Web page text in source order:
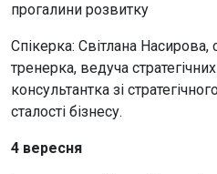
прогалини розвитку
Спікерка: Світлана Насирова,
тренерка, ведуча
консультантка зі
сталості бізнесу.
4 вересня